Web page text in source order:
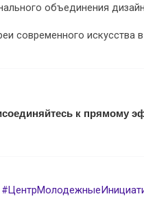
объединения
современного искусства
к прямому